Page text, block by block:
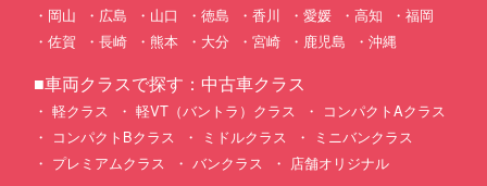
岡山
広島 山口 徳島 香川 愛媛 高知
福岡
佐賀
長崎 熊本 大分 宮崎 鹿児島 沖縄
■車両クラスで探す：中古車クラス
軽クラス 軽VT（バントラ）クラス
コンパクトAクラス
コンパクトBクラス
ミドルクラス
ミニバンクラス
プレミアムクラス
バンクラス 店舗オリジナル